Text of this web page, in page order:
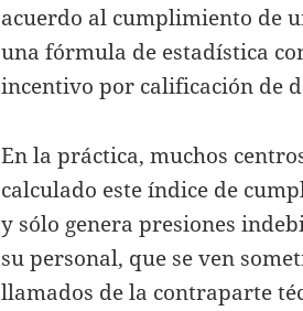
acuerdo al cumplimiento de
una fórmula de estadística
incentivo por calificación de
En la práctica, muchos
calculado este índice de
y sólo genera presiones
su personal, que se ven
llamados de la contraparte